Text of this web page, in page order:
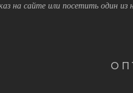
на сайте или посетить один из